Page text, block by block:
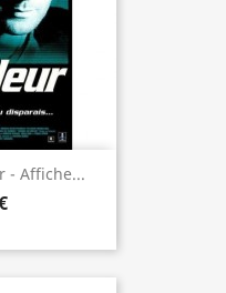
- Affiche...